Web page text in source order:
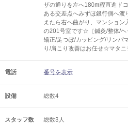
ザの通りを左へ180m程直進ド
ある交差点へみずほ銀行側へ
えたら右へ曲がり、マンション
の201号室です☆［鍼灸/整体/ヘ
矯正/足つぼ/カッピング/リンパ
り/肩こり改善はお任せ☆マタニ
電話 番号を表示
設備 総数4
スタッフ数 総数3人